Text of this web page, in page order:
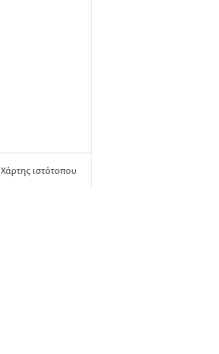
Χάρτης ιστότοπου